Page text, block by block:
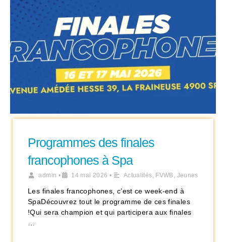
Programmes des finales
francophones à Spa
admin • 14 mai 2026 • Actualités, FVWB, Jeunes
Les finales francophones, c’est ce week-end à
SpaDécouvrez tout le programme de ces finales
!Qui sera champion et qui participera aux finales
…